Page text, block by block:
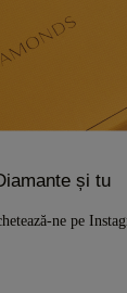
și tu
ne pe